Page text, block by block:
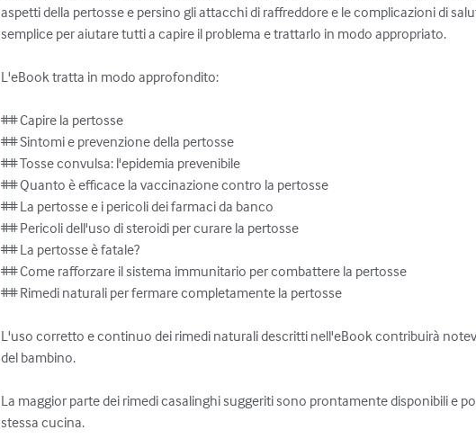
aspetti della pertosse e persino gli attacchi di raffreddore e le complicazioni di
semplice per aiutare tutti a capire il problema e trattarlo in modo appropriato.
L'eBook tratta in modo approfondito:
## Capire la pertosse
## Sintomi e prevenzione della pertosse
## Tosse convulsa: l'epidemia prevenibile
## Quanto è efficace la vaccinazione contro la pertosse
## La pertosse e i pericoli dei farmaci da banco
## Pericoli dell'uso di steroidi per curare la pertosse
## La pertosse è fatale?
## Come rafforzare il sistema immunitario per combattere la pertosse
## Rimedi naturali per fermare completamente la pertosse
L'uso corretto e continuo dei rimedi naturali descritti nell'eBook contribuirà
del bambino.
La maggior parte dei rimedi casalinghi suggeriti sono prontamente disponibili e
stessa cucina.